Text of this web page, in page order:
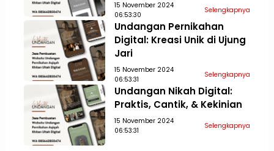
15 November 2024
06:53:30
Selengkapnya
Undangan Pernikahan
Digital: Kreasi Unik di Ujung
Jari
15 November 2024
06:53:31
Selengkapnya
Undangan Nikah Digital:
Praktis, Cantik, & Kekinian
15 November 2024
06:53:31
Selengkapnya